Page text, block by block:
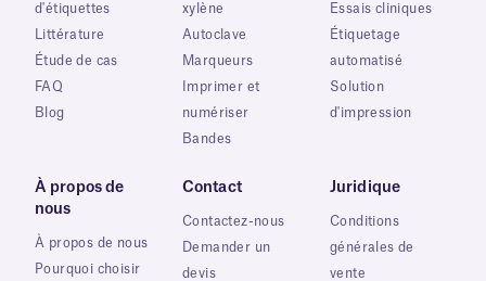
d'étiquettes
Littérature
Étude de cas
FAQ
Blog
xylène
Autoclave
Marqueurs
Imprimer et
numériser
Bandes
Essais cliniques
Étiquetage
automatisé
Solution
d'impression
À propos de
nous
À propos de nous
Pourquoi choisir
Contact
Contactez-nous
Demander un
devis
Juridique
Conditions
générales de
vente